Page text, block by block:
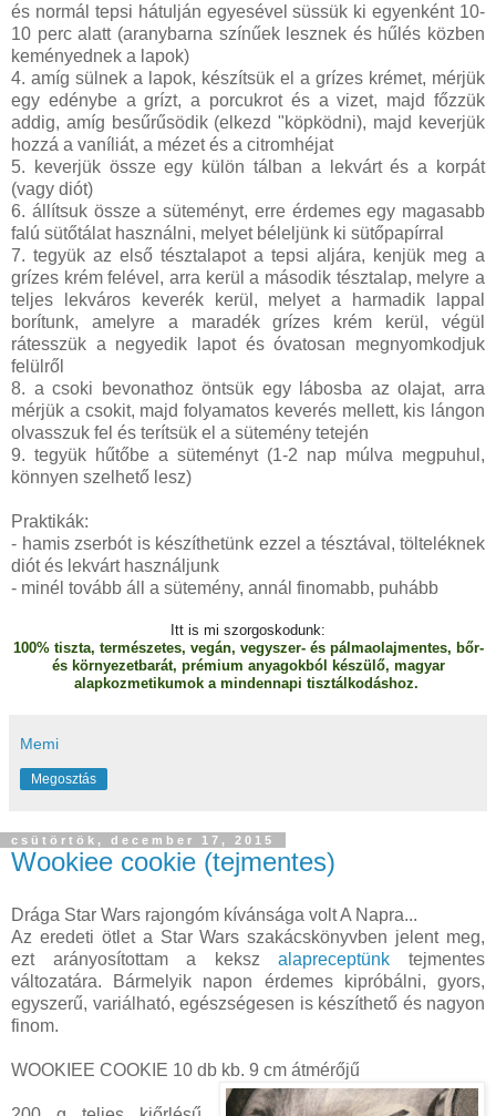
és normál tepsi hátulján egyesével süssük ki egyenként 10-
10 perc alatt (aranybarna színűek lesznek és hűlés közben
keményednek a lapok)
4. amíg sülnek a lapok, készítsük el a grízes krémet, mérjük
egy edénybe a grízt, a porcukrot és a vizet, majd főzzük
addig, amíg besűrűsödik (elkezd "köpködni), majd keverjük
hozzá a vaníliát, a mézet és a citromhéjat
5. keverjük össze egy külön tálban a lekvárt és a korpát
(vagy diót)
6. állítsuk össze a süteményt, erre érdemes egy magasabb
falú sütőtálat használni, melyet béleljünk ki sütőpapírral
7. tegyük az első tésztalapot a tepsi aljára, kenjük meg a
grízes krém felével, arra kerül a második tésztalap, melyre a
teljes lekváros keverék kerül, melyet a harmadik lappal
borítunk, amelyre a maradék grízes krém kerül, végül
rátesszük a negyedik lapot és óvatosan megnyomkodjuk
felülről
8. a csoki bevonathoz öntsük egy lábosba az olajat, arra
mérjük a csokit, majd folyamatos keverés mellett, kis lángon
olvasszuk fel és terítsük el a sütemény tetején
9. tegyük hűtőbe a süteményt (1-2 nap múlva megpuhul,
könnyen szelhető lesz)
Praktikák:
- hamis zserbót is készíthetünk ezzel a tésztával, tölteléknek
diót és lekvárt használjunk
- minél tovább áll a sütemény, annál finomabb, puhább
Itt is mi szorgoskodunk:
100% tiszta, természetes, vegán, vegyszer- és pálmaolajmentes, bőr-
és környezetbarát, prémium anyagokból készülő, magyar
alapkozmetikumok a mindennapi tisztálkodáshoz.
Memi
Megosztás
csütörtök, december 17, 2015
Wookiee cookie (tejmentes)
Drága Star Wars rajongóm kívánsága volt A Napra...
Az eredeti ötlet a Star Wars szakácskönyvben jelent meg,
ezt arányosítottam a kekszalapreceptünk tejmentes
változatára. Bármelyik napon érdemes kipróbálni, gyors,
egyszerű, variálható, egészségesen is készíthető és nagyon
finom.
WOOKIEE COOKIE 10 db kb. 9 cm átmérőjű